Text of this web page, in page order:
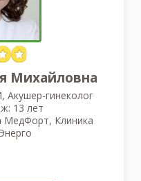
Михайловна
Акушер-гинеколог
13 лет
МедФорт, Клиника